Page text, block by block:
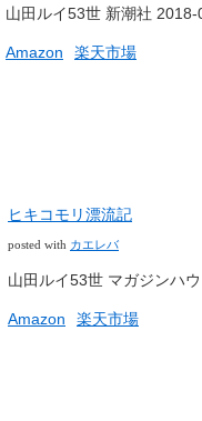
山田ルイ53世 新潮社 2018-
Amazon 楽天市場
ヒキコモリ漂流記
posted with カエレバ
山田ルイ53世 マガジンハ
Amazon 楽天市場